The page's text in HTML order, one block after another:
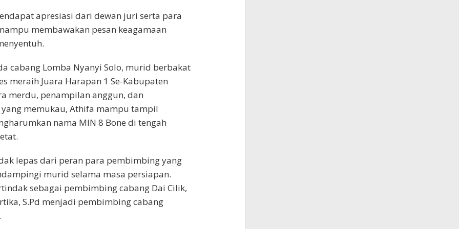
apresiasi dari dewan juri serta para
membawakan pesan keagamaan
cabang Lomba Nyanyi Solo, murid berbakat
meraih Juara Harapan 1 Se-Kabupaten
merdu, penampilan anggun, dan
memukau, Athifa mampu tampil
nama MIN 8 Bone di tengah
lepas dari peran para pembimbing yang
murid selama masa persiapan.
sebagai pembimbing cabang Dai Cilik,
S.Pd menjadi pembimbing cabang